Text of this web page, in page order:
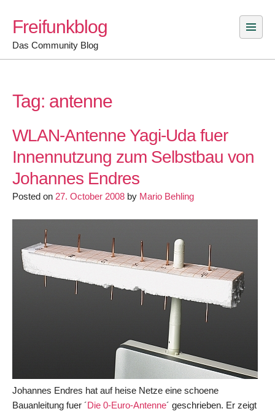
content
Freifunkblog
Das Community Blog
Tag: antenne
WLAN-Antenne Yagi-Uda fuer
Innennutzung zum Selbstbau von
Johannes Endres
Posted on 27. October 2008 by Mario Behling
Johannes Endres hat auf heise Netze eine schoene
Bauanleitung fuer ´Die 0-Euro-Antenne´ geschrieben. Er zeigt